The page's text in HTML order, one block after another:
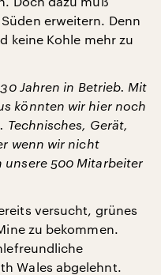
erweitern. Denn
keine Kohle mehr zu
Jahren in Betrieb. Mit
könnten wir hier noch
Technisches, Gerät,
wenn wir nicht
unsere 500 Mitarbeiter
versucht, grünes
zu bekommen.
Wales abgelehnt.